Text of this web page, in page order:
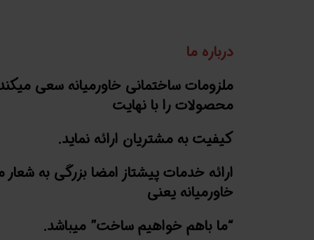
درباره ما
ملزومات ساختمانی خاورمیانه سعی
محصولات را با نهایت
کیفیت به مشتریان ارائه نماید.
ارائه خدمات پیشتاز امضا بزرگی به شعار
خاورمیانه یعنی
“ما باهم خواهیم ساخت” میباشد.